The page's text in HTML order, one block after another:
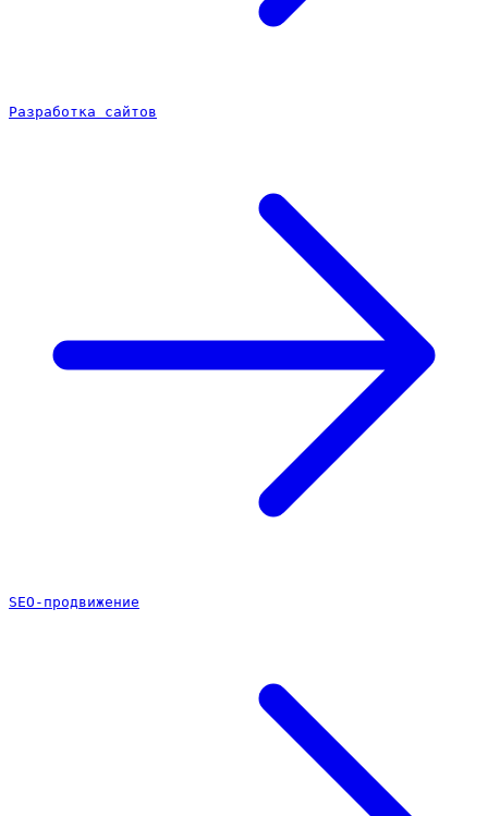
Разработка сайтов
SEO-продвижение